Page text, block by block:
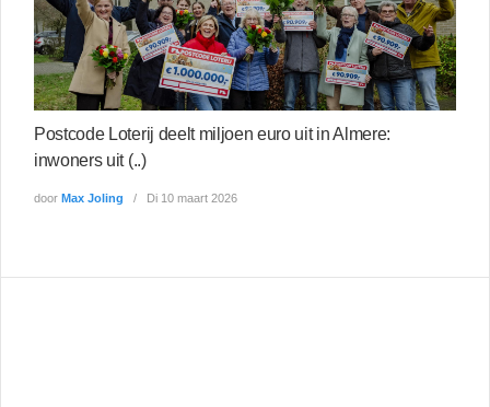
Postcode Loterij deelt miljoen euro uit in Almere:
inwoners uit (..)
door Max Joling Di 10 maart 2026